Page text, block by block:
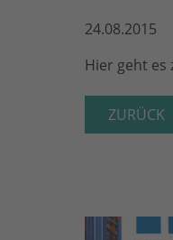
24.08.2015
Hier geht es
ZURÜCK